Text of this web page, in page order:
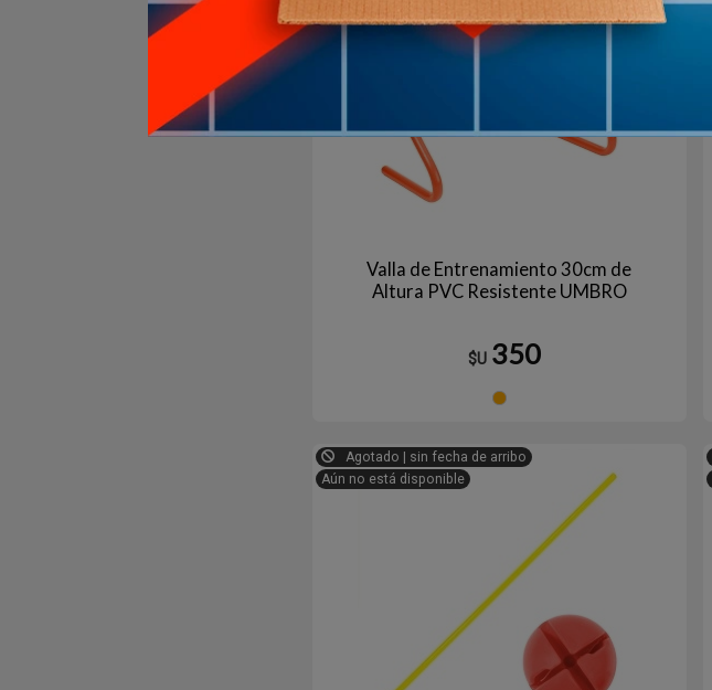
Valla de Entrenamiento 30cm de
Altura PVC Resistente UMBRO
$U 350
Agotado | sin fecha de arribo
Aún no está disponible